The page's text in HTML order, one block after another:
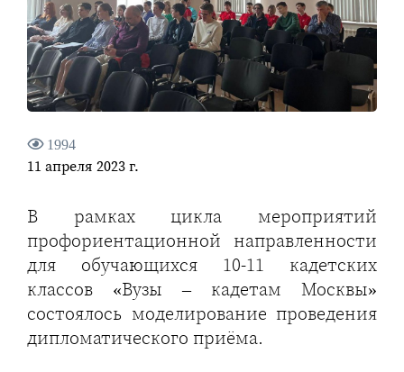
1994
11 апреля 2023 г.
В рамках цикла мероприятий
профориентационной направленности
для обучающихся 10-11 кадетских
классов «Вузы – кадетам Москвы»
состоялось моделирование проведения
дипломатического приёма.